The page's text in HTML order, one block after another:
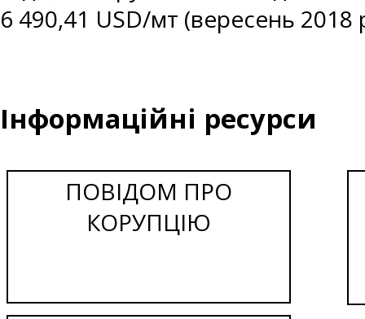
6 490,41 USD/мт (вересень 2018
Інформаційні ресурси
ПОВІДОМ ПРО
КОРУПЦІЮ